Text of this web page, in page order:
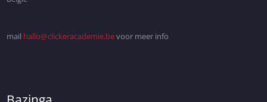
mail hallo@clickeracademie.bevoor meer info